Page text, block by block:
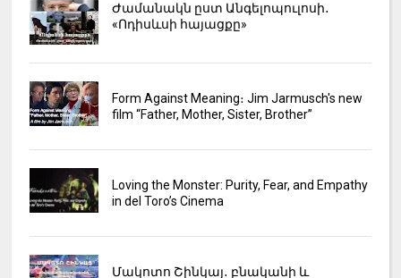
Ժամանակն ըստ Անգելոպուլոսի․
«Ոդիսևսի հայացքը»
Form Against Meaning։ Jim Jarmusch's new
film “Father, Mother, Sister, Brother”
Loving the Monster: Purity, Fear, and Empathy
in del Toro’s Cinema
Մակոտո Շինկայ․ բնականի և